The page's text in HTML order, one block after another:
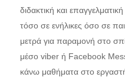
διδακτική και
τόσο σε ενήλικες όσο σε
μετρά για παραμονή στο
μέσο viber ή Facebook
κάνω μαθήματα στο